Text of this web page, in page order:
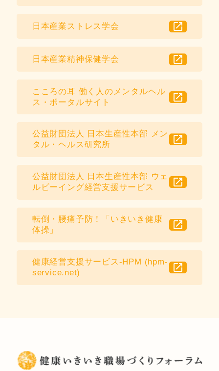
日本産業ストレス学会 open_in_new
日本産業精神保健学会 open_in_new
こころの耳 働く人のメンタルヘル
ス・ポータルサイト
open_in_new
公益財団法人 日本生産性本部 メン
タル・ヘルス研究所
open_in_new
公益財団法人 日本生産性本部 ウェ
ルビーイング経営支援サービス
open_in_new
転倒・腰痛予防！「いきいき健康
体操」
open_in_new
健康経営支援サービス-HPM (hpm-
service.net)
open_in_new